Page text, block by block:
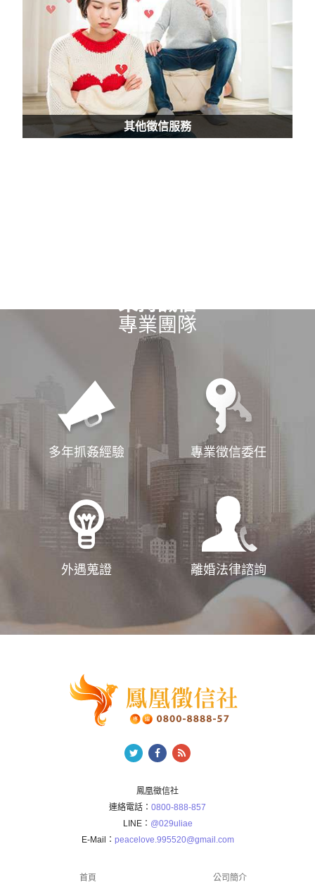
其他徵信服務
秉持誠信
專業團隊
多年抓姦經驗 專業徵信委任
外遇蒐證 離婚法律諮詢
鳳凰徵信社
連絡電話： 0800-888-857
LINE： @029uliae
E-Mail： peacelove.995520@gmail.com
首頁 公司簡介